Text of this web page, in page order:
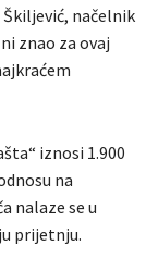
načelnik
znao za ovaj
iznosi 1.900
na
nalaze se u
prijetnju.